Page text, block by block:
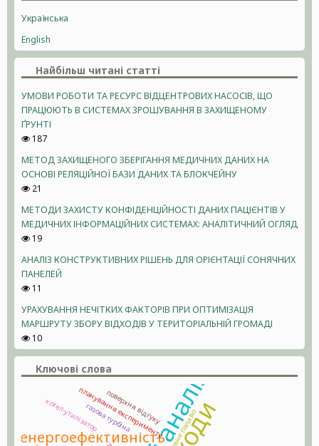
Українська
English
Найбільш читані статті
УМОВИ РОБОТИ ТА РЕСУРС ВІДЦЕНТРОВИХ НАСОСІВ, ЩО
ПРАЦЮЮТЬ В СИСТЕМАХ ЗРОШУВАННЯ В ЗАХИЩЕНОМУ
ҐРУНТІ
187
МЕТОД ЗАХИЩЕНОГО ЗБЕРІГАННЯ МЕДИЧНИХ ДАНИХ НА
ОСНОВІ РЕЛЯЦІЙНОЇ БАЗИ ДАНИХ ТА БЛОКЧЕЙНУ
21
МЕТОДИ ЗАХИСТУ КОНФІДЕНЦІЙНОСТІ ДАНИХ ПАЦІЄНТІВ У
МЕДИЧНИХ ІНФОРМАЦІЙНИХ СИСТЕМАХ: АНАЛІТИЧНИЙ ОГЛЯД
19
АНАЛІЗ КОНСТРУКТИВНИХ РІШЕНЬ ДЛЯ ОРІЄНТАЦІЇ СОНЯЧНИХ
ПАНЕЛЕЙ
11
УРАХУВАННЯ НЕЧІТКИХ ФАКТОРІВ ПРИ ОПТИМІЗАЦІЯ
МАРШРУТУ ЗБОРУ ВІДХОДІВ У ТЕРИТОРІАЛЬНІЙ ГРОМАДІ
10
Ключові слова
енергоефективність
газова турбіна
планування експерименту
котел-утилізатор умовне паливо
поверхня відгуку